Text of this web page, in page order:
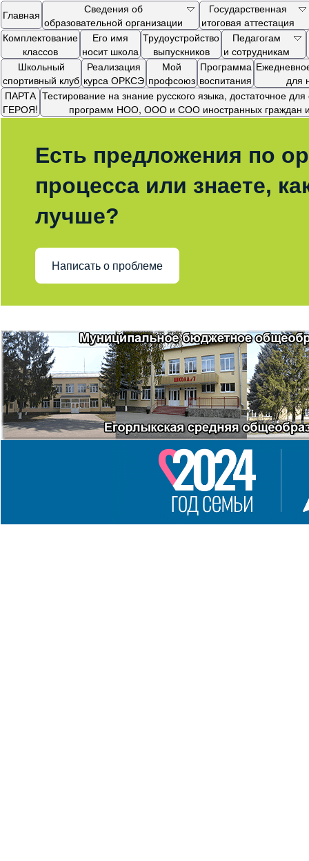
Главная
Сведения об
образовательной организации
Государственная
итоговая аттестация
Комплектование
классов
Его имя
носит школа
Трудоустройство
выпускников
Педагогам
и сотрудникам
Школьный
спортивный клуб
Реализация
курса ОРКСЭ
Мой
профсоюз
Программа
воспитания
для
ПАРТА
ГЕРОЯ!
Тестирование на знание русского языка, достаточное
программ НОО, ООО и СОО иностранных граждан и
Есть предложения по
процесса или знаете,
лучше?
Написать о проблеме